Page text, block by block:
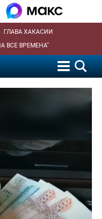
ГЛАВА ХАКАСИИ
ВСЕ ВРЕМЕНА"